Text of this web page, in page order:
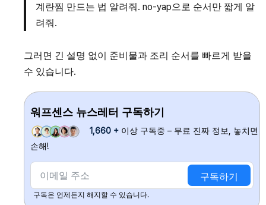
계란찜 만드는 법 알려줘. no-yap으로 순서만 짧게 알
려줘.
그러면 긴 설명 없이 준비물과 조리 순서를 빠르게 받을
수 있습니다.
워프센스 뉴스레터 구독하기
1,660 + 이상 구독중 – 무료 진짜 정보, 놓치면
손해!
구독하기
구독은 언제든지 해지할 수 있습니다.